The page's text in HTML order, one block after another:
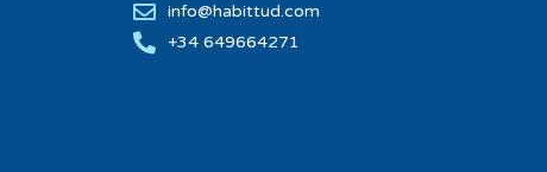
info@habittud.com
+34 649664271